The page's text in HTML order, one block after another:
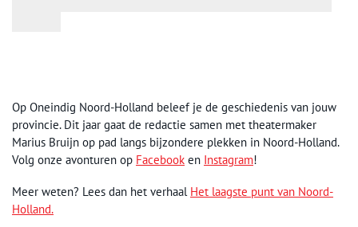
Op Oneindig Noord-Holland beleef je de geschiedenis van jouw
provincie. Dit jaar gaat de redactie samen met theatermaker
Marius Bruijn op pad langs bijzondere plekken in Noord-Holland.
Volg onze avonturen op Facebook en Instagram!
Meer weten? Lees dan het verhaal Het laagste punt van Noord-
Holland.